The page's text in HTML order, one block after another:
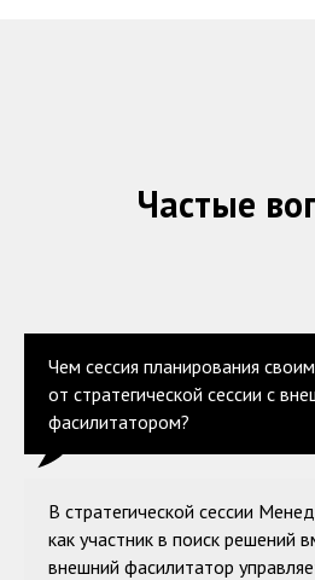
Частые
Чем сессия планирования
от стратегической сессии с
фасилитатором?
В стратегической сессии
как участник в поиск решений
внешний фасилитатор